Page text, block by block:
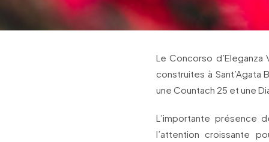
Le Concorso
construites à Sant’Agata
une Countach 25 et une
L’importante présence
l’attention croissante